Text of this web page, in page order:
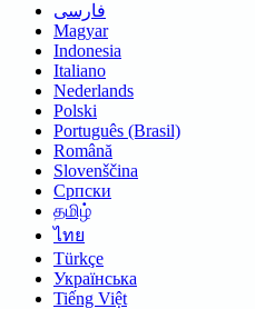
فارسی
Magyar
Indonesia
Italiano
Nederlands
Polski
Português (Brasil)
Română
Slovenščina
Српски
தமிழ்
ไทย
Türkçe
Українська
Tiếng Việt